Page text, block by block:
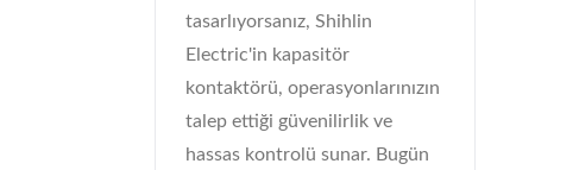
tasarlıyorsanız, Shihlin
Electric'in kapasitör
kontaktörü, operasyonlarınızın
talep ettiği güvenilirlik ve
hassas kontrolü sunar. Bugün